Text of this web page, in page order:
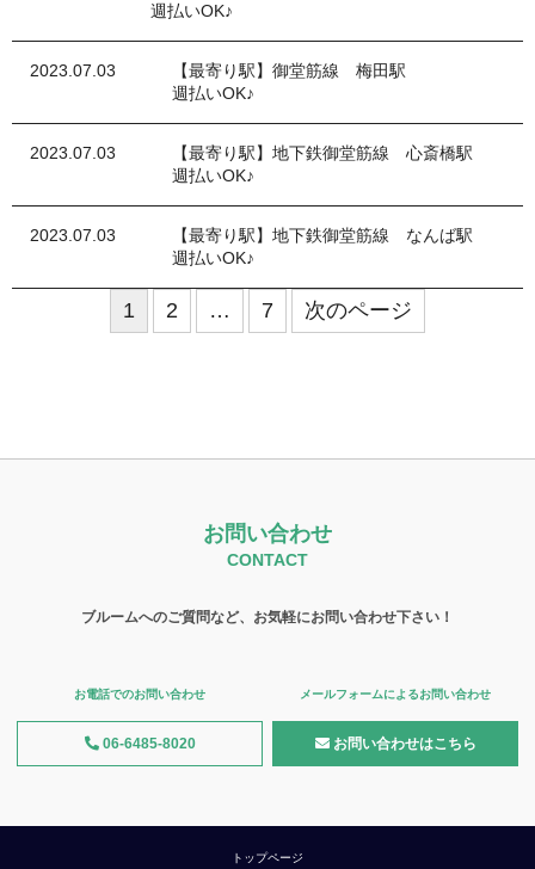
週払いOK♪
2023.07.03
【最寄り駅】御堂筋線 梅田駅
週払いOK♪
2023.07.03
【最寄り駅】地下鉄御堂筋線 心斎橋駅
週払いOK♪
2023.07.03
【最寄り駅】地下鉄御堂筋線 なんば駅
週払いOK♪
1 2 … 7 次のページ
お問い合わせ
CONTACT
ブルームへのご質問など、お気軽にお問い合わせ下さい！
お電話でのお問い合わせ
06-6485-8020
メールフォームによるお問い合わせ
お問い合わせはこちら
トップページ